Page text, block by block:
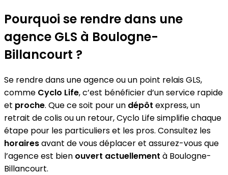
Pourquoi se rendre dans une
agence GLS à Boulogne-
Billancourt ?
Se rendre dans une agence ou un point relais GLS,
comme Cyclo Life, c’est bénéficier d’un service rapide
et proche. Que ce soit pour un dépôt express, un
retrait de colis ou un retour, Cyclo Life simplifie chaque
étape pour les particuliers et les pros. Consultez les
horairesavant de vous déplacer et assurez-vous que
l’agence est bien ouvert actuellement à Boulogne-
Billancourt.